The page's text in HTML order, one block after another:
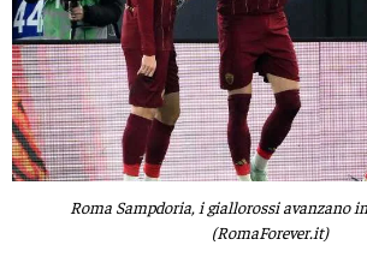
Roma Sampdoria, i giallorossi avanzano
(RomaForever.it)